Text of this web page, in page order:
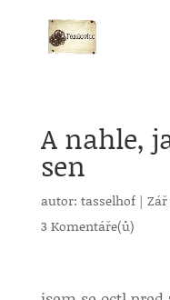
A nahle,
sen
autor: tasselhof| Zář
3 Komentáře(ů)